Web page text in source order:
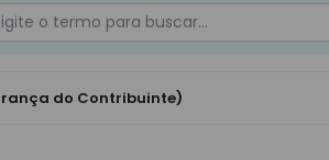
do Contribuinte)